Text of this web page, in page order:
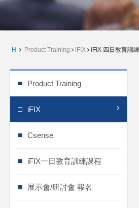
H Product Training iFIX iFIX 四日教育訓
Product Training
iFIX
Csense
iFIX一日教育訓練課程
展示會/研討會 報名